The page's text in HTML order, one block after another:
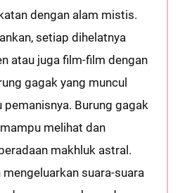
dengan alam mistis.
setiap dihelatnya
atau juga film-film dengan
gagak yang muncul
pemanisnya. Burung gagak
melihat dan
makhluk astral.
mengeluarkan suara-suara